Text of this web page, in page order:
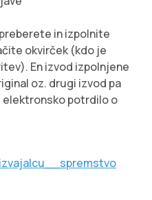
in izpolnite
okvirček (kdo je
En izvod izpolnjene
oz. drugi izvod pa
elektronsko potrdilo o